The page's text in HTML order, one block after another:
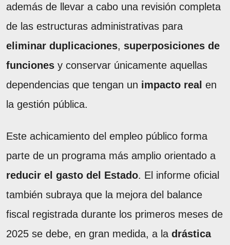
además de llevar a cabo una revisión completa
de las estructuras administrativas para
eliminar duplicaciones, superposiciones de
funciones y conservar únicamente aquellas
dependencias que tengan un impacto real en
la gestión pública.
Este achicamiento del empleo público forma
parte de un programa más amplio orientado a
reducir el gasto del Estado. El informe oficial
también subraya que la mejora del balance
fiscal registrada durante los primeros meses de
2025 se debe, en gran medida, a la drástica